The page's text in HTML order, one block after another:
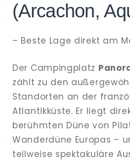
(Arcachon,
– Beste Lage direkt am
Der Campingplatz
zählt zu den
Standorten an der
Atlantikküste. Er liegt
berühmten Düne von
Wanderdüne Europas –
teilweise spektakuläre